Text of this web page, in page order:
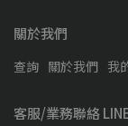
關於我們
查詢 關於我們 我
客服/業務聯絡